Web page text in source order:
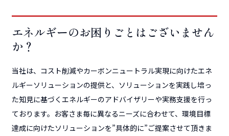
エネルギーのお困りごとはございません
か？
当社は、コスト削減やカーボンニュートラル実現に向けたエネ
ルギーソリューションの提供と、ソリューションを実践し培っ
た知見に基づくエネルギーのアドバイザリーや実務支援を行っ
ております。お客さま毎に異なるニーズに合わせて、環境目標
達成に向けたソリューションを”具体的に”ご提案させて頂きま